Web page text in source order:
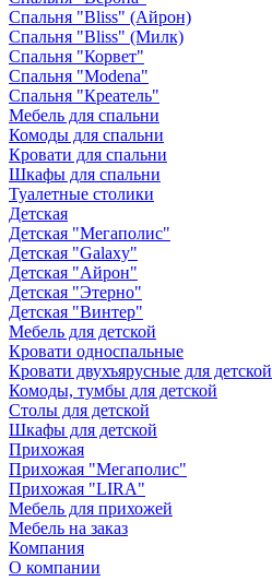
Спальня "Bliss" (Айрон)
Спальня "Bliss" (Милк)
Спальня "Корвет"
Спальня "Modena"
Спальня "Креатель"
Мебель для спальни
Комоды для спальни
Кровати для спальни
Шкафы для спальни
Туалетные столики
Детская
Детская "Мегаполис"
Детская "Galaxy"
Детская "Айрон"
Детская "Этерно"
Детская "Винтер"
Мебель для детской
Кровати односпальные
Кровати двухъярусные для детской
Комоды, тумбы для детской
Столы для детской
Шкафы для детской
Прихожая
Прихожая "Мегаполис"
Прихожая "LIRA"
Мебель для прихожей
Мебель на заказ
Компания
О компании